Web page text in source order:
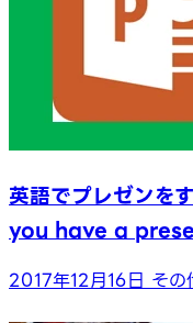
英語でプレゼン
you have a
2017年12月16日 その